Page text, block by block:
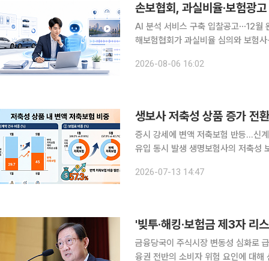
손보협회, 과실비율·보험광
AI 분석 서비스 구축 입찰공고⋯12월
해보험협회가 과실비율 심의와 보험
2026-08-06 16:02
생보사 저축성 상품 증가 전
증시 강세에 변액 저축보험 반등…신
유입 동시 발생 생명보험사의 저축성 보험 신계약이 변액보험 판매 증가에 힘입어 반등했다. 최근
면 5월 기준 생보사 저축성 상품 신
2026-07-13 14:47
'빚투·해킹·보험금 제3자 리
금융당국이 주식시장 변동성 심화로
융권 전반의 소비자 위험 요인에 대